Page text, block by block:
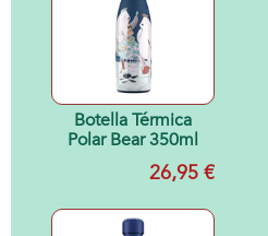
Botella Térmica
Polar Bear 350ml
26,95 €